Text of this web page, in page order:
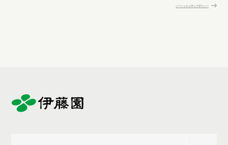
ソーシャルメディアポリシー